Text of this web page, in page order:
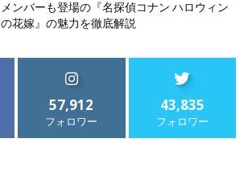
メンバーも登場の『名探偵コナン ハロウィン
の花嫁』の魅力を徹底解説
57,912
フォロワー
43,835
フォロワー